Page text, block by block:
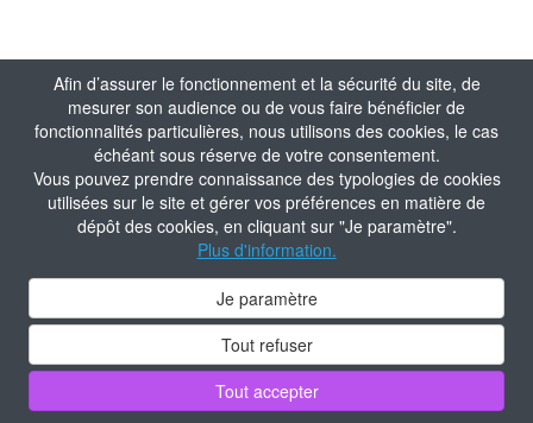
Afin d’assurer le fonctionnement et la sécurité du site, de
mesurer son audience ou de vous faire bénéficier de
fonctionnalités particulières, nous utilisons des cookies, le cas
échéant sous réserve de votre consentement.
Vous pouvez prendre connaissance des typologies de cookies
utilisées sur le site et gérer vos préférences en matière de
dépôt des cookies, en cliquant sur "Je paramètre".
Plus d'information.
Je paramètre
Tout refuser
Tout accepter